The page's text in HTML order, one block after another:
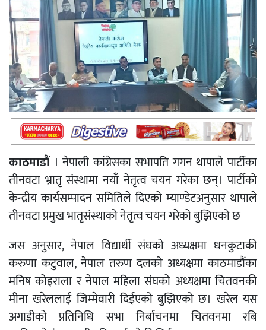
काठमाडौं । नेपाली कांग्रेसका सभापति गगन थापाले पार्टीका
तीनवटा भ्रातृ संस्थामा नयाँ नेतृत्व चयन गरेका छन्। पार्टीको
केन्द्रीय कार्यसम्पादन समितिले दिएको म्याण्डेटअनुसार थापाले
तीनवटा प्रमुख भातृसंस्थाको नेतृत्व चयन गरेको बुझिएको छ
जस अनुसार, नेपाल विद्यार्थी संघको अध्यक्षमा धनकुटाकी
करुणा कटुवाल, नेपाल तरुण दलको अध्यक्षमा काठमाडौंका
मनिष कोइराला र नेपाल महिला संघको अध्यक्षमा चितवनकी
मीना खरेललाई जिम्मेवारी दिईएको बुझिएको छ। खरेल यस
अगाडीको प्रतिनिधि सभा निर्बाचनमा चितवनमा रबि